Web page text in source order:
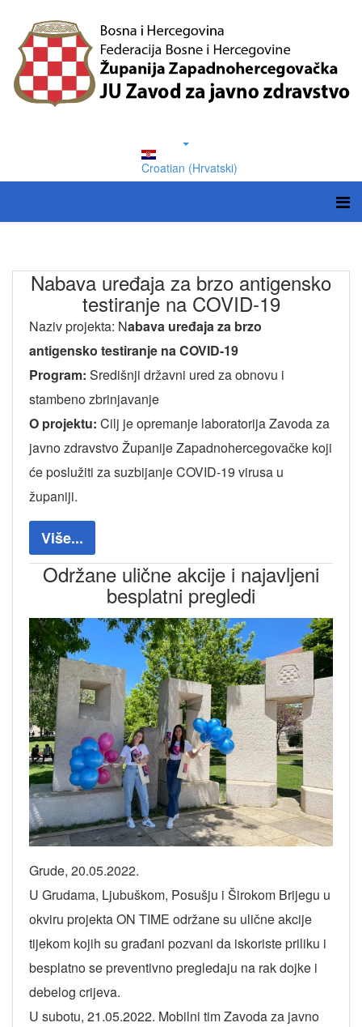
Croatian (Hrvatski)
Nabava uređaja za brzo antigensko
testiranje na COVID-19
Naziv projekta: Nabava uređaja za brzo
antigensko testiranje na COVID-19
Program: Središnji državni ured za obnovu i
stambeno zbrinjavanje
O projektu: Cilj je opremanje laboratorija Zavoda za
javno zdravstvo Županije Zapadnohercegovačke koji
će poslužiti za suzbijanje COVID-19 virusa u
županiji.
Više...
Održane ulične akcije i najavljeni
besplatni pregledi
Grude, 20.05.2022.
U Grudama, Ljubuškom, Posušju i Širokom Brijegu u
okviru projekta ON TIME održane su ulične akcije
tijekom kojih su građani pozvani da iskoriste priliku i
besplatno se preventivno pregledaju na rak dojke i
debelog crijeva.
U subotu, 21.05.2022. Mobilni tim Zavoda za javno